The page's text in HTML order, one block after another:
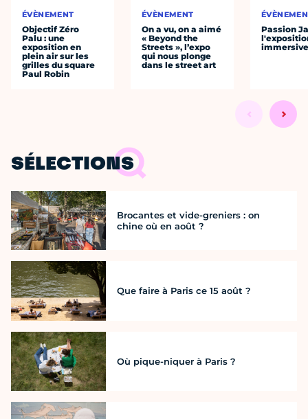
ÉVÈNEMENT
Objectif Zéro
Palu : une
exposition en
plein air sur les
grilles du square
Paul Robin
ÉVÈNEMENT
On a vu, on a aimé
« Beyond the
Streets », l’expo
qui nous plonge
dans le street art
Passion
SÉLECTIONS
Brocantes et vide-greniers : on
chine où en août ?
Que faire à Paris ce 15 août ?
Où pique-niquer à Paris ?